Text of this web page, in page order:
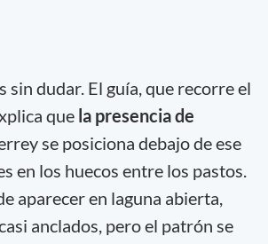
sin dudar. El guía, que recorre el
que la presencia de
se posiciona debajo de ese
en los huecos entre los pastos.
aparecer en laguna abierta,
anclados, pero el patrón se